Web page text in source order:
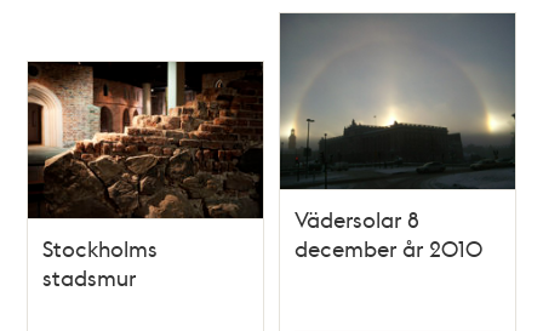
och
teman
Stockholms
stadsmur
Vädersolar 8
december år 2010